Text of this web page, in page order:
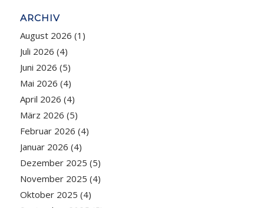
ARCHIV
August 2026 (1)
Juli 2026 (4)
Juni 2026 (5)
Mai 2026 (4)
April 2026 (4)
März 2026 (5)
Februar 2026 (4)
Januar 2026 (4)
Dezember 2025 (5)
November 2025 (4)
Oktober 2025 (4)